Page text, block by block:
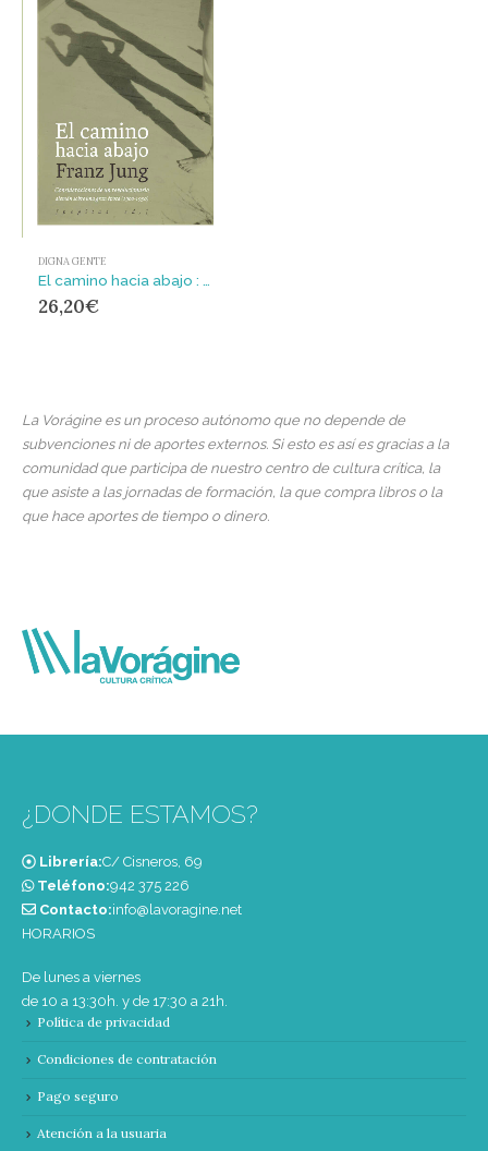
DIGNA GENTE
26,20€
La Vorágine es un proceso autónomo que no depende de
subvenciones ni de aportes externos. Si esto es así es gracias a la
comunidad que participa de nuestro centro de cultura crítica, la
que asiste a las jornadas de formación, la que compra libros o la
que hace aportes de tiempo o dinero.
¿DONDE ESTAMOS?
Librería:C/ Cisneros, 69
Teléfono:‭942 375 226‬
Contacto:info@lavoragine.net
HORARIOS
De lunes a viernes
de 10 a 13:30h. y de 17:30 a 21h.
Política de privacidad
Condiciones de contratación
Pago seguro
Atención a la usuaria